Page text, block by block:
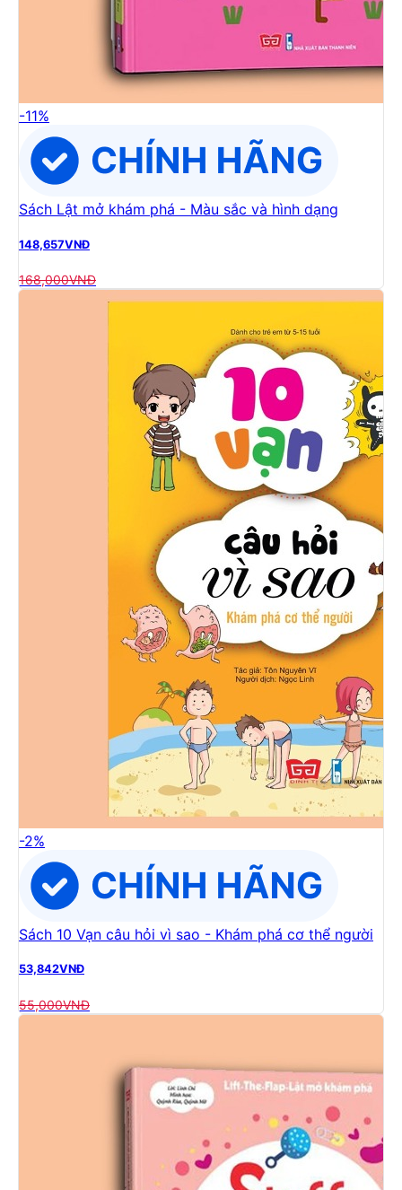
-11%
Sách Lật mở khám phá - Màu sắc và hình dạng
148,657VNĐ
168,000VNĐ
-2%
Sách 10 Vạn câu hỏi vì sao - Khám phá cơ thể người
53,842VNĐ
55,000VNĐ